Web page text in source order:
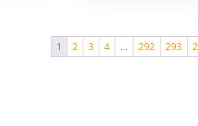
1 2 3 4 … 292 293